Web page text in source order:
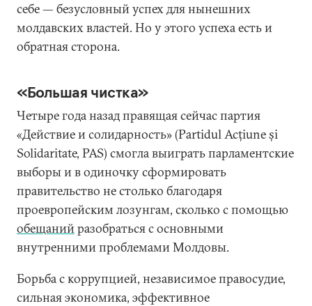
себе — безусловный успех для нынешних
молдавских властей. Но у этого успеха есть и
обратная сторона.
«Большая чистка»
Четыре года назад правящая сейчас партия
«Действие и солидарность» (Partidul Acțiune și
Solidaritate, PAS) смогла выиграть парламентские
выборы и в одиночку сформировать
правительство не столько благодаря
проевропейским лозунгам, сколько с помощью
обещанийразобраться с основными
внутренними проблемами Молдовы.
Борьба с коррупцией, независимое правосудие,
сильная экономика, эффективное